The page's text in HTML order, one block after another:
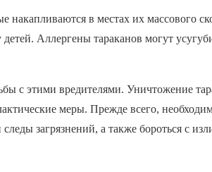
накапливаются в местах их массового
Аллергены тараканов могут
с этими вредителями. Уничтожение
меры. Прежде всего,
загрязнений, а также бороться с